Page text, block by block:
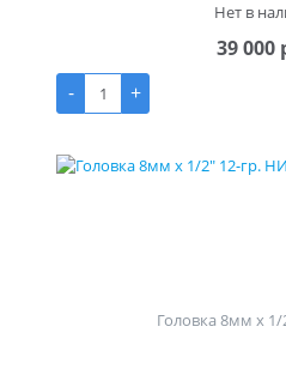
Нет в
39 000
-
+
Головка 8мм х